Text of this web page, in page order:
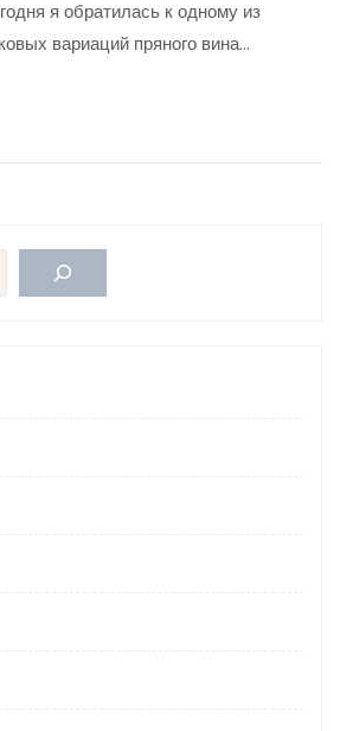
я обратилась к одному из
вариаций пряного вина…